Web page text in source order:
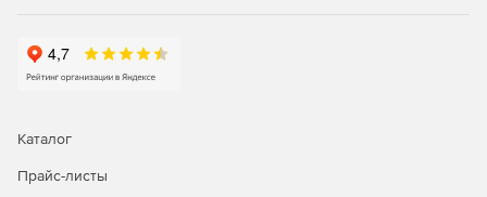
Поддержка современных платформ. Решение Adobe
страниц на языке PHP. Благодаря улучшенным
конструкций цветом обеспечивается более
Каталог
Прайс-листы